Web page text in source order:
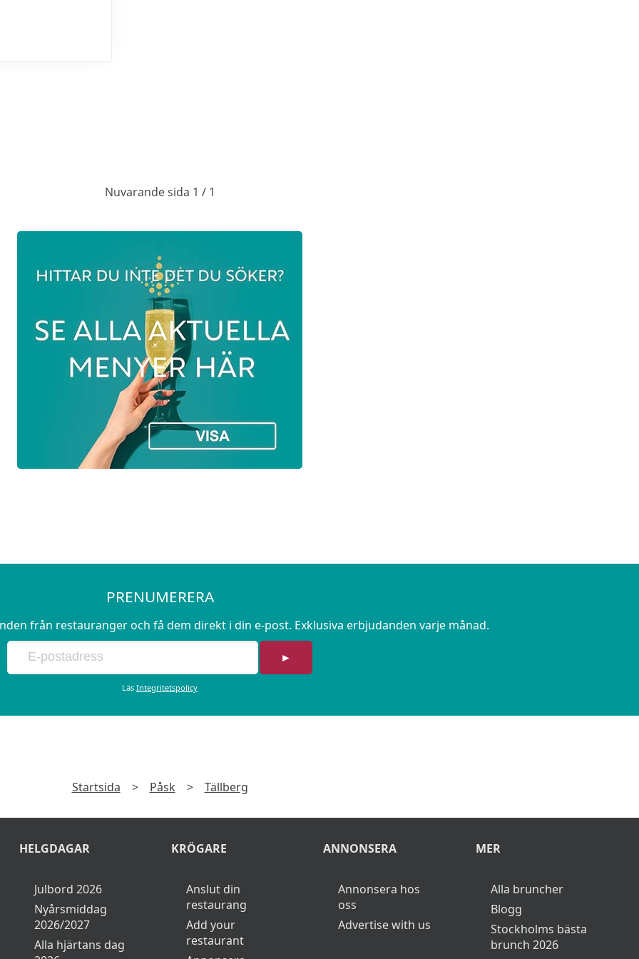
ställer ut dem
lobbyn.
i lobbyn.
för
race.
med
Nuvarande sida 1 / 1
PRENUMERERA
från restauranger och få dem direkt i din e-post. Exklusiva erbjudanden varje månad.
►
Läs Integritetspolicy
Startsida > Påsk > Tällberg
HELGDAGAR
Julbord 2026
Nyårsmiddag
2026/2027
Alla hjärtans dag
KRÖGARE
Anslut din
restaurang
Add your
restaurant
ANNONSERA
Annonsera hos
oss
Advertise with us
MER
Alla bruncher
Blogg
Stockholms bästa
brunch 2026